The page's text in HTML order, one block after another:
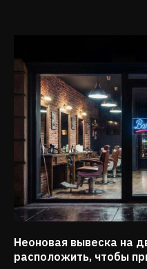
Неоновая вывеска на
расположить, чтобы